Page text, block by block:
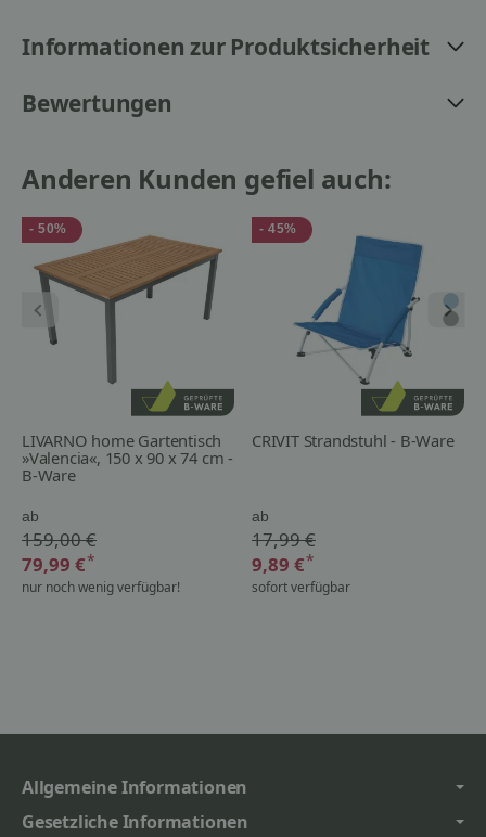
Informationen zur Produktsicherheit
Bewertungen
Anderen Kunden gefiel auch:
- 50%
LIVARNO home Gartentisch
»Valencia«, 150 x 90 x 74 cm -
B-Ware
ab
159,00 €
79,99 €*
nur noch wenig verfügbar!
- 45%
CRIVIT Strandstuhl - B-Ware
ab
17,99 €
9,89 €*
sofort verfügbar
Allgemeine Informationen
Gesetzliche Informationen